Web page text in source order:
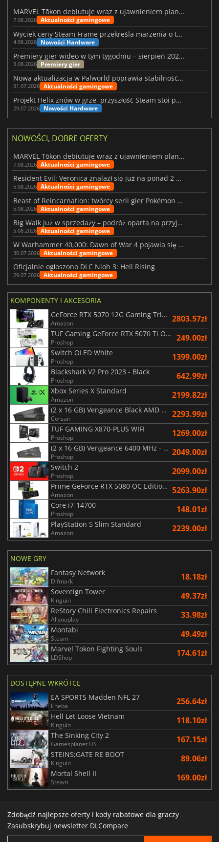
MARVEL Tōkon debiutuje wraz z ujawnieniem planu rozwoju na pierwszy rok
7.08.2026 Aktualności gamingowe
Wyciek ceny Steam Frame przekreśla marzenia o tanim zestawie VR
4.08.2026 Nowości Hardware
Premiery gier wideo w tym tygodniu – sierpień 2026 r. (32. tydzień)
3.08.2026 Premiery gier
Nowa aktualizacja w Palworld poprawia stabilność Sunreach i walk z bossami
31.07.2026 Aktualności gamingowe
Projekt Helix znów w grze, przyszłość Steam stoi pod znakiem zapytania
29.07.2026 Nowości Hardware
NOWOŚCI, DOBRE OFERTY
MARVEL Tōkon debiutuje wraz z ujawnieniem planu rozwoju na pierwszy rok
7.08.2026 Aktualności gamingowe
Resident Evil: Veronica znalazł się już na ponad 2 milionach list życzeń
5.08.2026 Aktualności gamingowe
Beast of Reincarnation: twórcy serii gier Pokémon wkraczają na nową ścieżkę
5.08.2026 Aktualności gamingowe
Big Walk już w sprzedaży – podróż oparta na przyjaźni
5.08.2026 Aktualności gamingowe
W Warhammer 40,000: Dawn of War 4 pojawia się frakcja Nekronów
30.07.2026 Aktualności gamingowe
Oficjalnie ogłoszono DLC Nioh 3: Hell Rising
29.07.2026 Aktualności gamingowe
KOMPONENTY I AKCESORIA
GeForce RTX 5070 12G Gaming Trio OC Black
Amazon 2803.57zł
TUF Gaming GeForce RTX 5070 Ti OC White Edition 16GB
Proshop 249.00zł
Switch OLED White
Proshop 1399.00zł
Blackshark V2 Pro 2023 - Black
Proshop 642.99zł
Xbox Series X Standard
Amazon 2199.82zł
(2 x 16 GB) Vengeance Black AMD Expo 6000 MHz - CAS 30
Corsair 2293.99zł
TUF GAMING X870-PLUS WIFI
Proshop 1269.00zł
(2 x 16 GB) Vengeance 6400 MHz - CAS 36 -1.35V - Ryzen Edition
Proshop 2049.00zł
Switch 2
Proshop 2099.00zł
Prime GeForce RTX 5080 OC Edition 16GB
Amazon 5263.90zł
Core i7-14700
Proshop 148.01zł
PlayStation 5 Slim Standard
Amazon 2239.00zł
NOWE GRY
Fantasy Network
Difmark 18.18zł
Sovereign Tower
Kinguin 49.37zł
ReStory Chill Electronics Repairs
Allyouplay 33.98zł
Montabi
Steam 49.49zł
Marvel Tokon Fighting Souls
LDShop 174.61zł
DOSTĘPNE WKRÓTCE
EA SPORTS Madden NFL 27
Eneba 256.64zł
Hell Let Loose Vietnam
Kinguin 118.10zł
The Sinking City 2
Gamesplanet US 167.15zł
STEINS;GATE RE BOOT
Kinguin 89.06zł
Mortal Shell II
Steam 169.00zł
Zdobądź najlepsze oferty i kody rabatowe dla graczy
Zasubskrybuj newsletter DLCompare